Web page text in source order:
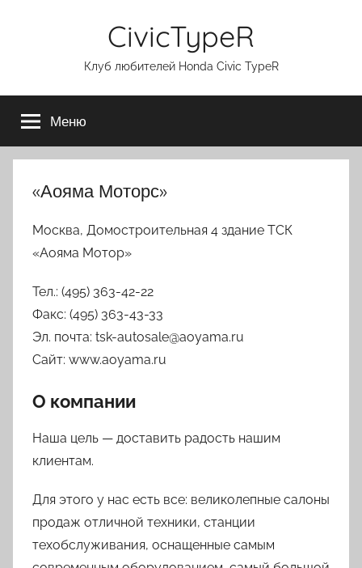
CivicTypeR
Клуб любителей Honda Civic TypeR
Меню
«Аояма Моторс»
Москва, Домостроительная 4 здание ТСК
«Аояма Мотор»
Тел.: (495) 363-42-22
Факс: (495) 363-43-33
Эл. почта: tsk-autosale@aoyama.ru
Сайт: www.aoyama.ru
О компании
Наша цель — доставить радость нашим
клиентам.
Для этого у нас есть все: великолепные салоны
продаж отличной техники, станции
техобслуживания, оснащенные самым